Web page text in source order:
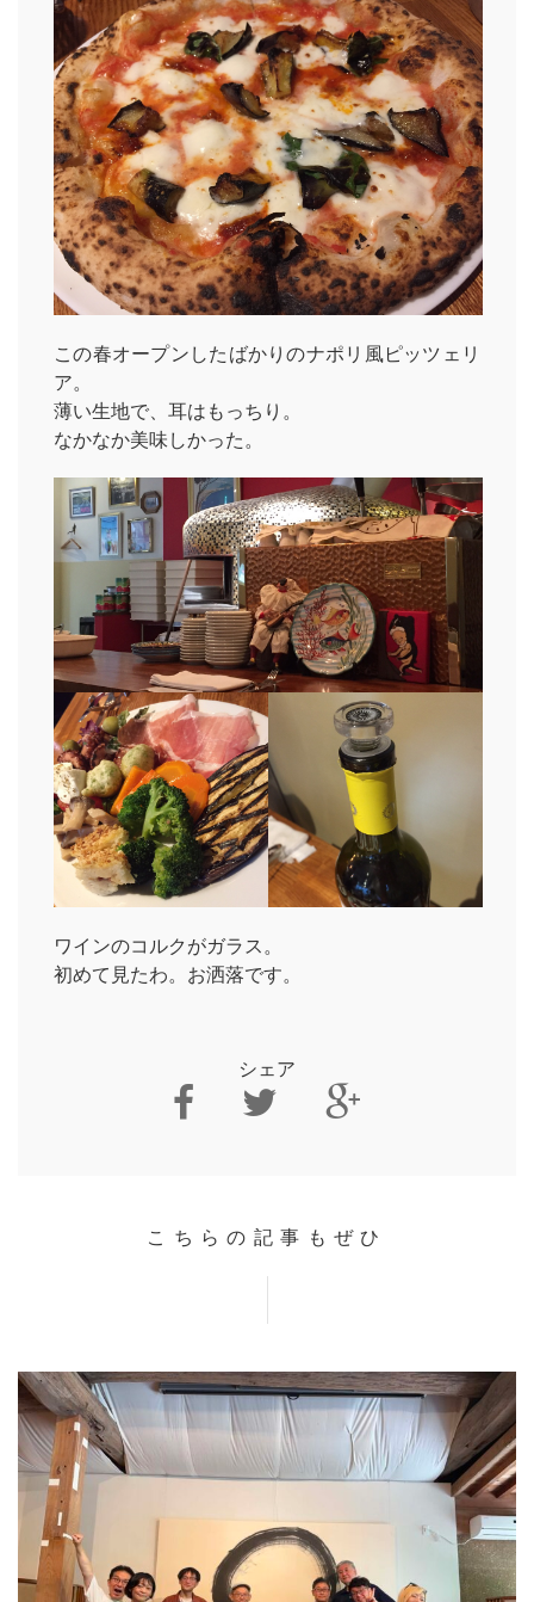
この春オープンしたばかりのナポリ風ピッツェリ
ア。
薄い生地で、耳はもっちり。
なかなか美味しかった。
ワインのコルクがガラス。
初めて見たわ。お洒落です。
シェア
こちらの記事もぜひ